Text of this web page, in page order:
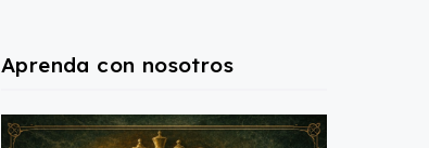
Aprenda con nosotros